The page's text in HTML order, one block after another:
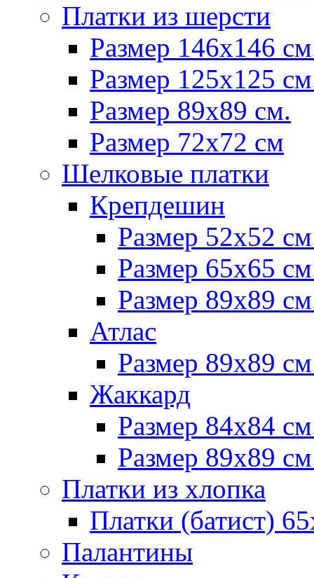
Платки из шерсти
Размер 146х146
Размер 125х125
Размер 89х89 см.
Размер 72x72 см
Шелковые платки
Крепдешин
Размер 52х52
Размер 65х65
Размер 89х89
Атлас
Размер 89х89
Жаккард
Размер 84х84
Размер 89х89
Платки из хлопка
Платки (батист)
Палантины